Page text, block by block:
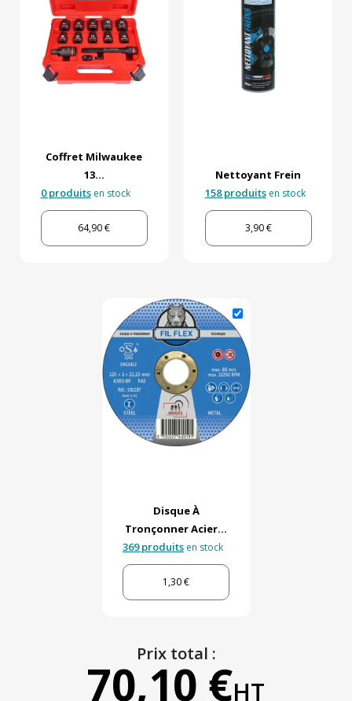
Coffret Milwaukee
13...
0 produitsen stock
64,90 €
Nettoyant Frein
158 produitsen stock
3,90 €
Disque À
Tronçonner Acier...
369 produits en stock
1,30 €
Prix total :
70,10 €HT